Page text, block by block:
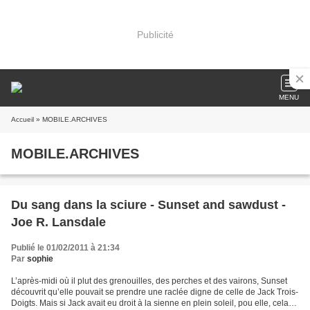
Publicité
MENU
Accueil » MOBILE.ARCHIVES
MOBILE.ARCHIVES
Du sang dans la sciure - Sunset and sawdust -
Joe R. Lansdale
Publié le 01/02/2011 à 21:34
Par sophie
L’après-midi où il plut des grenouilles, des perches et des vairons, Sunset
découvrit qu’elle pouvait se prendre une raclée digne de celle de Jack Trois-
Doigts. Mais si Jack avait eu droit à la sienne en plein soleil, pou elle, cela